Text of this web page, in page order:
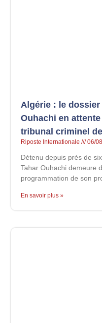
Algérie : le dossier
Ouhachi en
tribunal criminel
Riposte Internationale 06/
Détenu depuis près de
Tahar Ouhachi demeure
programmation de son
En savoir plus »